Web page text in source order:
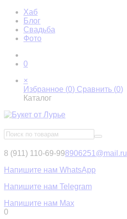
Хаб
Блог
Свадьба
Фото
0
×
Избранное (0) Сравнить (0)
Каталог
8 (911) 110-69-998906251@mail.ru
Напишите нам WhatsApp
Напишите нам Telegram
Напишите нам Max
0